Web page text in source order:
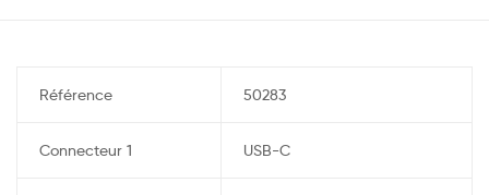
Référence 50283
Connecteur 1 USB-C